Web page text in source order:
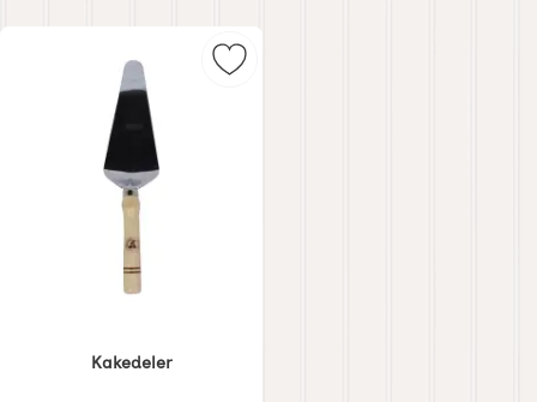
andre
Kakedeler
Merk kakedeler som favoritt